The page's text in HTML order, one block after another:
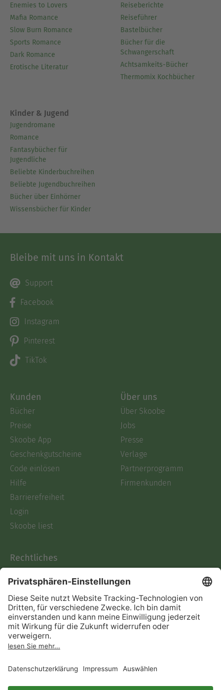
Enemies to Lovers
Mafia Romance
Slow Burn Romance
Sports Romance
Dark Romance
Erotische Literatur
Reiseberichte
Reiseführer
Bastelbücher
Bücher für die
Schwangerschaft
Achtsamkeits-Bücher
Thermomix Kochbücher
Kinder & Jugend
Jugendromane
Romance
Fantasybücher für
Jugendliche
Beliebte Kinderbuchreihen
Beliebte Jugendbuchreihen
Bücher über Einhörner
Wissensbücher für Kinder
Bleibe mit uns in Kontakt
Support
Facebook
Instagram
Pinterest
TikTok
Kunden
Bücher
Preise
Skoobe App
Geschenkgutscheine
Code einlösen
Hilfe
Barrierefreiheit
Login
Skoobe liest
Über uns
Über Skoobe
Jobs
Presse
Verlage
Partnerprogramm
Firmenkunden
Rechtliches
AGB
Informationen nach Data
Act
Verträge hier kündigen
Impressum